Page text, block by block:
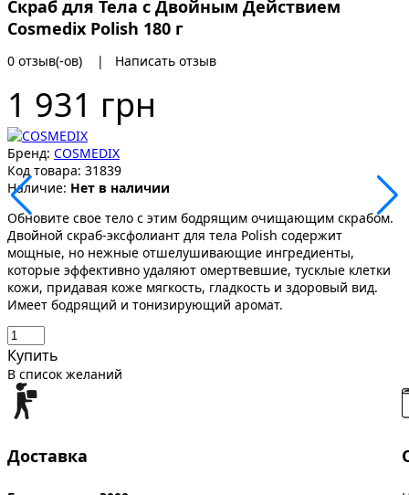
Скраб для Тела с Двойным Действием
Cosmedix Polish 180 г
0 отзыв(-ов) | Написать отзыв
1 931 грн
Бренд: COSMEDIX
Код товара: 31839
Наличие: Нет в наличии
Обновите свое тело с этим бодрящим очищающим скрабом.
Двойной скраб-эксфолиант для тела Polish содержит
мощные, но нежные отшелушивающие ингредиенты,
которые эффективно удаляют омертвевшие, тусклые клетки
кожи, придавая коже мягкость, гладкость и здоровый вид.
Имеет бодрящий и тонизирующий аромат.
Купить
В список желаний
Доставка